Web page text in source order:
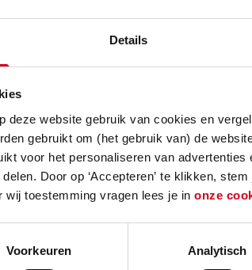
Details
deze website gebruik van cookies en
gebruikt om (het gebruik van) de
voor het personaliseren van
Door op ‘Accepteren’ te klikken,
toestemming vragen lees je in onze
Voorkeuren Analytisch